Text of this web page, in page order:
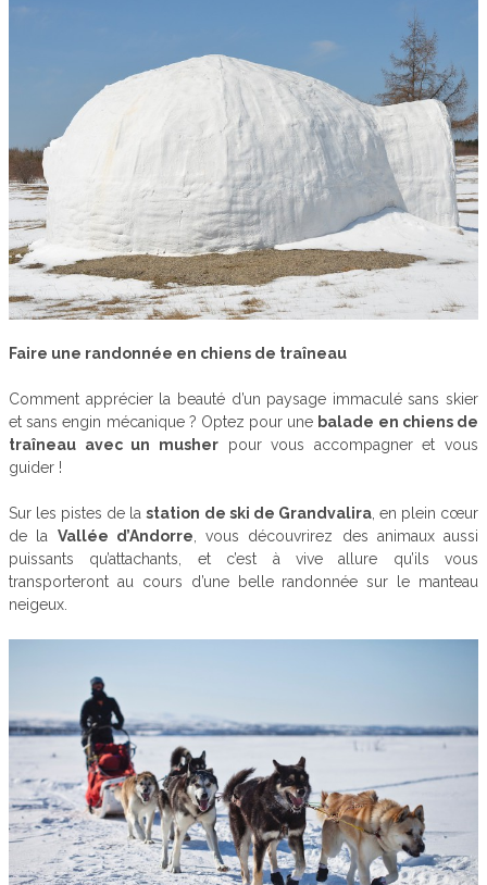
Faire une randonnée en chiens de traîneau
Comment apprécier la beauté d’un paysage immaculé sans skier
et sans engin mécanique ? Optez pour une balade en chiens de
traîneau avec un musherpour vous accompagner et vous
guider !
Sur les pistes de lastation de ski de Grandvalira, en plein cœur
de la Vallée d’Andorre , vous découvrirez des animaux aussi
puissants qu’attachants, et c’est à vive allure qu’ils vous
transporteront au cours d’une belle randonnée sur le manteau
neigeux.